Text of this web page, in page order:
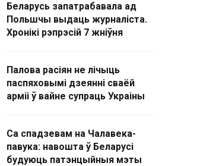
Беларусь запатрабавала ад
Польшчы выдаць журналіста.
Хронікі рэпрэсій 7 жніўня
Палова расіян не лічыць
паспяховымі дзеянні сваёй
арміі ў вайне супраць Украіны
Са спадзевам на Чалавека-
павука: навошта ў Беларусі
будуюць патэнцыйныя мэты